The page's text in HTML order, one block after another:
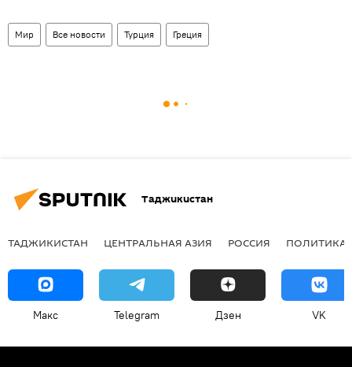
Мир Все новости Турция Греция
Таджикистан
ТАДЖИКИСТАН ЦЕНТРАЛЬНАЯ АЗИЯ РОССИЯ ПОЛИТИКА
Макс Telegram Дзен VK